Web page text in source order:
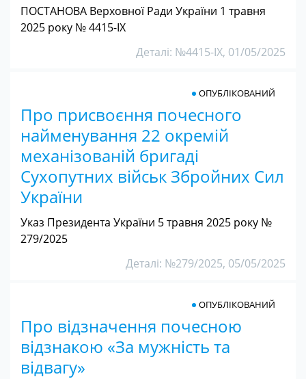
ПОСТАНОВА Верховної Ради України 1 травня
2025 року № 4415-IX
Деталі: №4415-IX, 01/05/2025
Про присвоєння почесного
найменування 22 окремій
механізованій бригаді
Сухопутних військ Збройних Сил
України
ОПУБЛІКОВАНИЙ
Указ Президента України 5 травня 2025 року №
279/2025
Деталі: №279/2025, 05/05/2025
Про відзначення почесною
відзнакою «За мужність та
відвагу»
ОПУБЛІКОВАНИЙ